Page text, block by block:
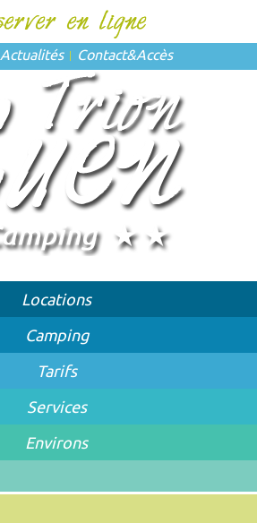
Actualités Contact&Accès
Locations
Camping
Tarifs
Services
Environs